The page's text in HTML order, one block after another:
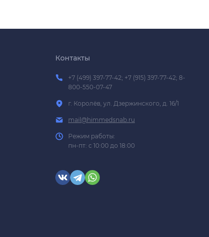
Контакты
+7 (499) 397-77-42; +7 (915) 397-77-42; 8-
800-550-07-47
г. Королёв, ул. Дзержинского, д. 16/1
mail@himmedsnab.ru
Режим работы:
пн-пт: с 10:00 до 18:00